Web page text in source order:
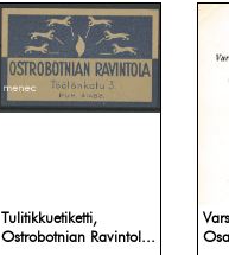
Tulitikkuetiketti,
Ostrobotnian Ravintol...